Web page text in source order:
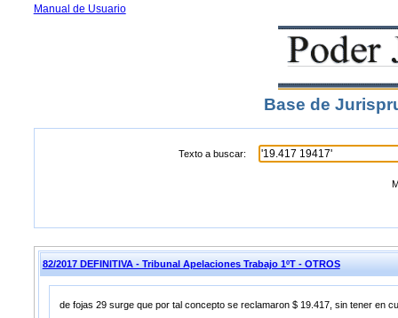
Manual de Usuario
Base de
Texto a buscar:
82/2017 DEFINITIVA - Tribunal Apelaciones Trabajo 1ºT - OTROS
de fojas 29 surge que por tal concepto se reclamaron $ 19.417, sin tener en